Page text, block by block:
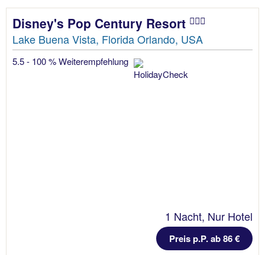
Disney's Pop Century Resort
Lake Buena Vista, Florida Orlando, USA
5.5 - 100 % Weiterempfehlung
1 Nacht, Nur Hotel
Preis p.P. ab 86 €